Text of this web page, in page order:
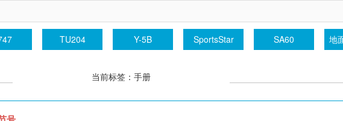
TU204 Y-5B SportsStar SA60 地
当前标签：手册